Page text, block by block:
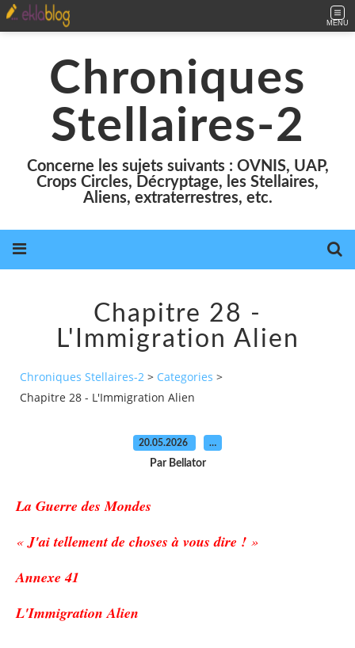
MENU
Chroniques
Stellaires-2
Concerne les sujets suivants : OVNIS, UAP,
Crops Circles, Décryptage, les Stellaires,
Aliens, extraterrestres, etc.
Chapitre 28 -
L'Immigration Alien
Chroniques Stellaires-2 > Categories >
Chapitre 28 - L'Immigration Alien
20.05.2026 …
Par Bellator
La Guerre des Mondes
« J'ai tellement de choses à vous dire ! »
Annexe 41
L'Immigration Alien